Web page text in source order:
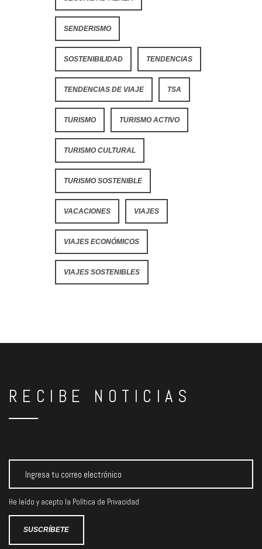
SENDERISMO
SOSTENIBILIDAD TENDENCIAS
TENDENCIAS DE VIAJE TSA
TURISMO TURISMO ACTIVO
TURISMO CULTURAL
TURISMO SOSTENIBLE
VACACIONES VIAJES
VIAJES ECONÓMICOS
VIAJES SOSTENIBLES
RECIBE NOTICIAS
He leído y acepto la Política de Privacidad